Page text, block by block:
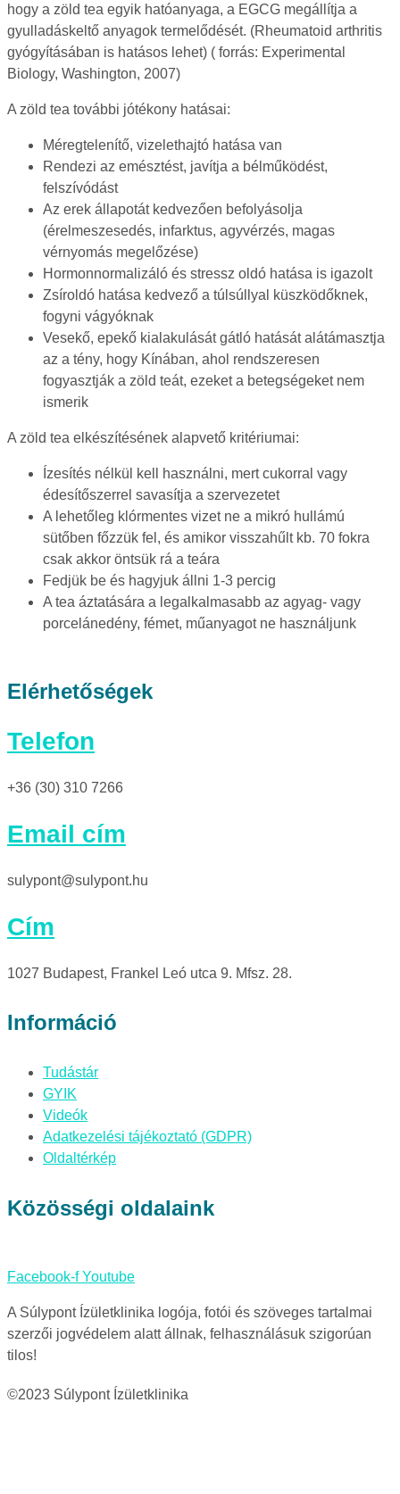
hogy a zöld tea egyik hatóanyaga, a EGCG megállítja a
gyulladáskeltő anyagok termelődését. (Rheumatoid arthritis
gyógyításában is hatásos lehet) ( forrás: Experimental
Biology, Washington, 2007)
A zöld tea további jótékony hatásai:
Méregtelenítő, vizelethajtó hatása van
Rendezi az emésztést, javítja a bélműködést,
felszívódást
Az erek állapotát kedvezően befolyásolja
(érelmeszesedés, infarktus, agyvérzés, magas
vérnyomás megelőzése)
Hormonnormalizáló és stressz oldó hatása is igazolt
Zsíroldó hatása kedvező a túlsúllyal küszködőknek,
fogyni vágyóknak
Vesekő, epekő kialakulását gátló hatását alátámasztja
az a tény, hogy Kínában, ahol rendszeresen
fogyasztják a zöld teát, ezeket a betegségeket nem
ismerik
A zöld tea elkészítésének alapvető kritériumai:
Ízesítés nélkül kell használni, mert cukorral vagy
édesítőszerrel savasítja a szervezetet
A lehetőleg klórmentes vizet ne a mikró hullámú
sütőben főzzük fel, és amikor visszahűlt kb. 70 fokra
csak akkor öntsük rá a teára
Fedjük be és hagyjuk állni 1-3 percig
A tea áztatására a legalkalmasabb az agyag- vagy
porcelánedény, fémet, műanyagot ne használjunk
Elérhetőségek
Telefon
+36 (30) 310 7266
Email cím
sulypont@sulypont.hu
Cím
1027 Budapest, Frankel Leó utca 9. Mfsz. 28.
Információ
Tudástár
GYIK
Videók
Adatkezelési tájékoztató (GDPR)
Oldaltérkép
Közösségi oldalaink
Facebook-f Youtube
A Súlypont Ízületklinika logója, fotói és szöveges tartalmai
szerzői jogvédelem alatt állnak, felhasználásuk szigorúan
tilos!
©2023 Súlypont Ízületklinika